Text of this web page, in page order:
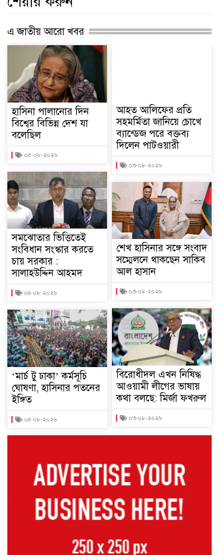
এ জাতীয় আরো খবর
হাসিনা পালানোর দিন
বিশ্বের বিভিন্ন দেশ যা
বলেছিল
০৫-০৮-২০২৬
সমঝোতার ভিত্তিতেই
সংবিধান সংস্কার করতে
চায় সরকার :
সালাহউদ্দিন আহমদ
০৪-০৮-২০২৬
‘মার্চ টু ঢাকা’ কর্মসূচি
ঘোষণা, হাসিনার পতনের
ইঙ্গিত
০৪-০৮-২০২৬
আহত আলিফের প্রতি
সহমর্মিতা জানিয়ে চোখে
ব্যান্ডেজ পরে বক্তব্য
দিলেন পাটওয়ারী
০৩-০৮-২০২৬
শেখ হাসিনার সঙ্গে সংবাদ
সম্মেলনে থাকছেন সাকিব
আল হাসান
০৩-০৮-২০২৬
বিরোধীদল এখন নিষিদ্ধ
আওয়ামী লীগের ভাষায়
কথা বলছে: মির্জা ফখরুল
০৩-০৮-২০২৬